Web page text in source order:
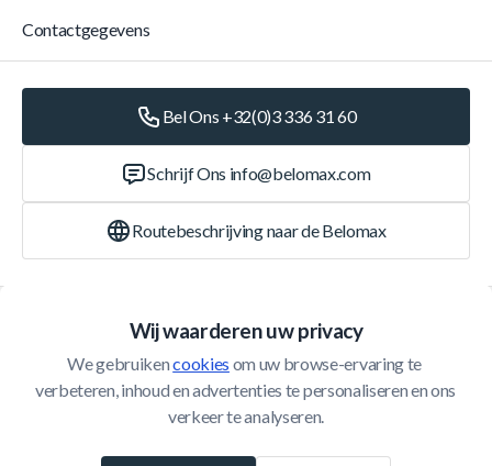
Wij waarderen uw privacy
We gebruiken cookies om uw browse-ervaring te
verbeteren, inhoud en advertenties te personaliseren en ons
verkeer te analyseren.
Klantenservice
Contactgegevens
Bel Ons +32(0)3 336 31 60
Schrijf Ons info@belomax.com
Routebeschrijving naar de Belomax